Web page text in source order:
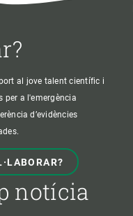
al jove talent científic i
per a l'emergència
d’evidències
notícia